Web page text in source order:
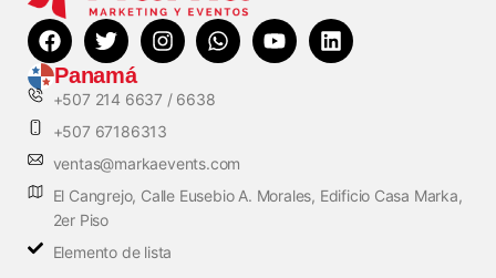
Panamá
+507 214 6637 / 6638
+507 67186313
ventas@markaevents.com
El Cangrejo, Calle Eusebio A. Morales, Edificio Casa Marka,
2er Piso
Elemento de lista